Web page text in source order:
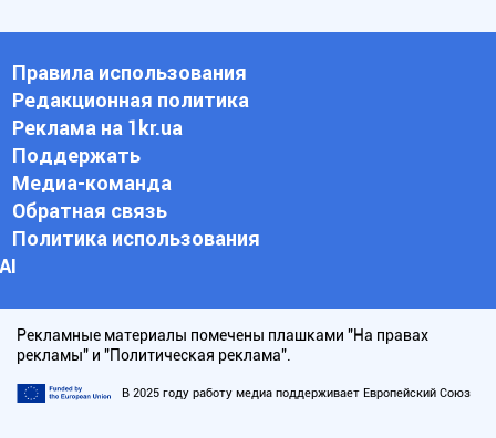
Правила использования
Редакционная политика
Реклама на 1kr.ua
Поддержать
Медиа-команда
Обратная связь
Политика использования
АI
Рекламные материалы помечены плашками "На правах
рекламы" и "Политическая реклама".
В 2025 году работу медиа поддерживает Европейский Союз